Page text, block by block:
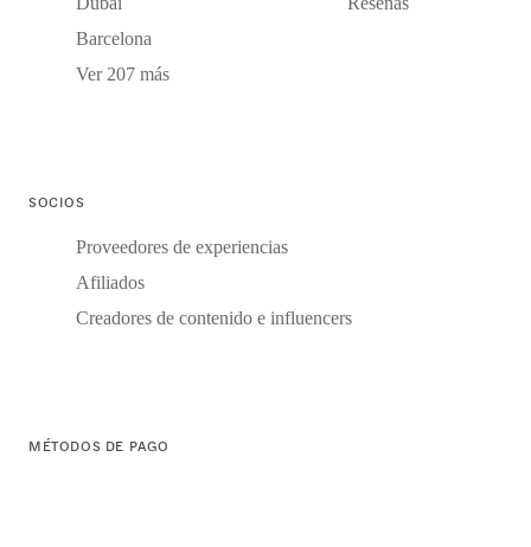
Barcelona
Ver 207 más
SOCIOS
Proveedores de experiencias
Afiliados
Creadores de contenido e influencers
MÉTODOS DE PAGO